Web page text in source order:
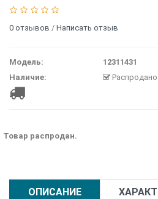
0 отзывов / Написать отзыв
Модель:
12311431
Наличие:
Распродано
Товар распродан.
ОПИСАНИЕ